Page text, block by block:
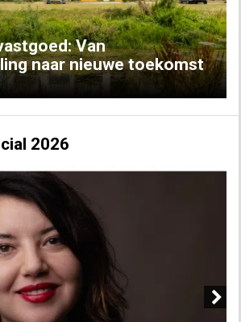
Van
naar nieuwe toekomst
2026